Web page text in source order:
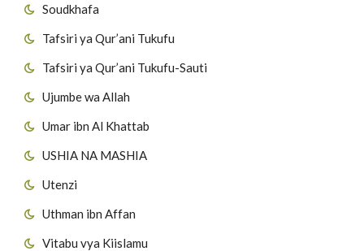
Soudkhafa
Tafsiri ya Qur’ani Tukufu
Tafsiri ya Qur’ani Tukufu-Sauti
Ujumbe wa Allah
Umar ibn Al Khattab
USHIA NA MASHIA
Utenzi
Uthman ibn Affan
Vitabu vya Kiislamu